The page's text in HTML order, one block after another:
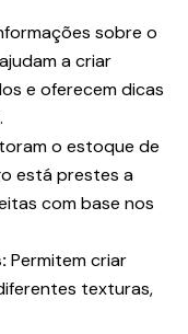
sobre o
a criar
e oferecem dicas
o estoque de
está prestes a
com base nos
Permitem criar
texturas,